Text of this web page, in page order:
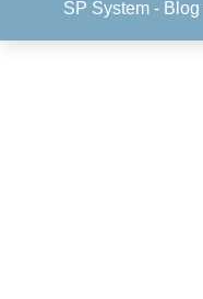
SP System - Blog